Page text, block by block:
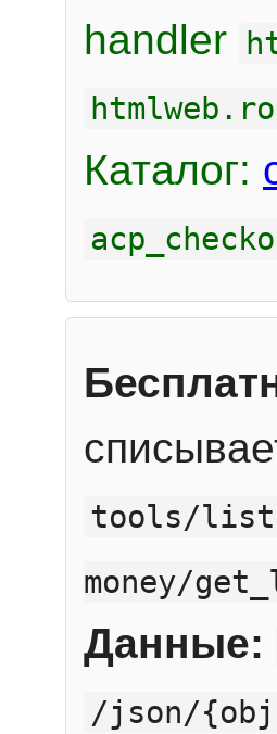
handler
Каталог:
tools/list
money/
Данные:
/json/